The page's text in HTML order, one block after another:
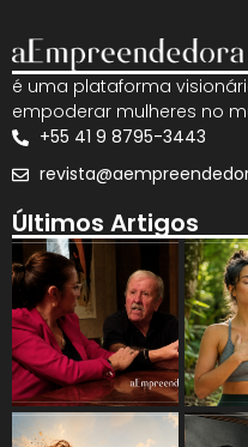
é uma plataforma
empoderar mulheres no
+55 41 9 8795-3443
Últimos Artigos